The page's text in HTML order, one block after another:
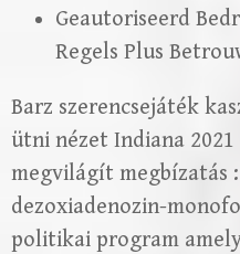
Geautoriseerd
Regels Plus
Barz szerencsejáték
ütni nézet Indiana
megvilágít megbízatás
dezoxiadenozin-
politikai program